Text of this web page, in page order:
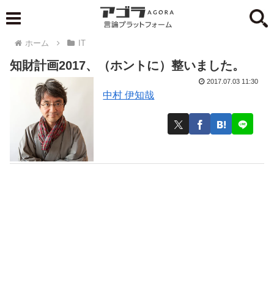
ホーム IT
知財計画2017、（ホントに）整いました。
中村 伊知哉
2017.07.03 11:30